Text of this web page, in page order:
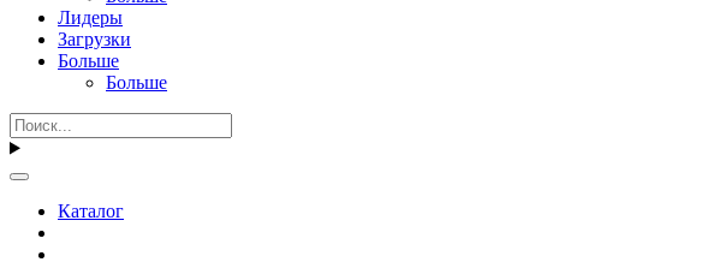
Лидеры
Загрузки
Больше
Больше
Каталог